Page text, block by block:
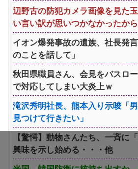
辺野古の防犯カメラ画像を見た
い言い訳が思いつかなかったか
イオン爆発事故の遺族、社長発
のことを話して」
秋田県職員さん、会見をバスロ
で対応してしまい大炎上ｗ
滝沢秀明社長、熊本入り示唆「
見つけて行きたい」
【驚愕】動物さんたち、一斉に
興味を示し始める・・・他